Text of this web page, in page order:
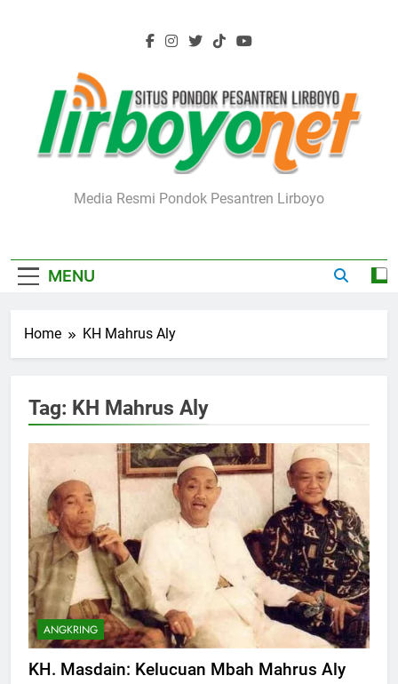
Lirboyo.net
Media Resmi Pondok Pesantren Lirboyo
MENU
Home KH Mahrus Aly
Tag: KH Mahrus Aly
ANGKRING
KH. Masdain: Kelucuan Mbah Mahrus Aly